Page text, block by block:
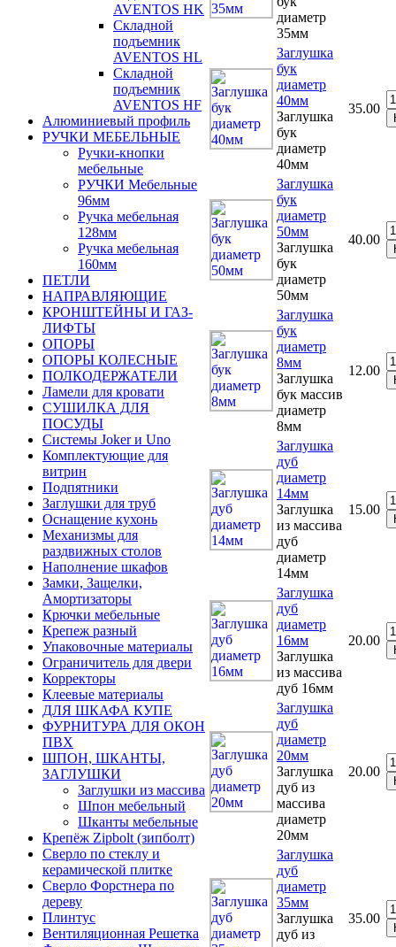
AVENTOS HK
Складной
подъемник
AVENTOS HL
Складной
подъемник
AVENTOS HF
Алюминиевый профиль
РУЧКИ МЕБЕЛЬНЫЕ
Ручки-кнопки
мебельные
РУЧКИ Мебельные
96мм
Ручка мебельная
128мм
Ручка мебельная
160мм
ПЕТЛИ
НАПРАВЛЯЮЩИЕ
КРОНШТЕЙНЫ И ГАЗ-
ЛИФТЫ
ОПОРЫ
ОПОРЫ КОЛЕСНЫЕ
ПОЛКОДЕРЖАТЕЛИ
Ламели для кровати
СУШИЛКА ДЛЯ
ПОСУДЫ
Системы Joker и Uno
Комплектующие для
витрин
Подпятники
Заглушки для труб
Оснащение кухонь
Механизмы для
раздвижных столов
Наполнение шкафов
Замки, Защелки,
Амортизаторы
Крючки мебельные
Крепеж разный
Упаковочные материалы
Ограничитель для двери
Корректоры
Клеевые материалы
ДЛЯ ШКАФА КУПЕ
ФУРНИТУРА ДЛЯ ОКОН
ПВХ
ШПОН, ШКАНТЫ,
ЗАГЛУШКИ
Заглушки из массива
Шпон мебельный
Шканты мебельные
Крепёж Zipbolt (зипболт)
Сверло по стеклу и
керамической плитке
Сверло Форстнера по
дереву
Плинтус
Вентиляционная Решетка
диаметр
35мм
Заглушка
бук
диаметр
40мм
Заглушка
бук
диаметр
40мм
35.00
Заглушка
бук
диаметр
50мм
Заглушка
бук
диаметр
50мм
40.00
Заглушка
бук
диаметр
8мм
Заглушка
бук массив
диаметр
8мм
12.00
Заглушка
дуб
диаметр
14мм
Заглушка
из массива
дуб
диаметр
14мм
15.00
Заглушка
дуб
диаметр
16мм
Заглушка
из массива
дуб 16мм
20.00
Заглушка
дуб
диаметр
20мм
Заглушка
дуб из
массива
диаметр
20мм
20.00
Заглушка
дуб
диаметр
35мм
Заглушка
дуб из
35.00